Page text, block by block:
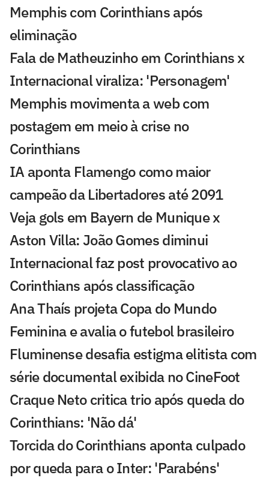
Memphis com Corinthians após
eliminação
Fala de Matheuzinho em Corinthians x
Internacional viraliza: 'Personagem'
Memphis movimenta a web com
postagem em meio à crise no
Corinthians
IA aponta Flamengo como maior
campeão da Libertadores até 2091
Veja gols em Bayern de Munique x
Aston Villa: João Gomes diminui
Internacional faz post provocativo ao
Corinthians após classificação
Ana Thaís projeta Copa do Mundo
Feminina e avalia o futebol brasileiro
Fluminense desafia estigma elitista com
série documental exibida no CineFoot
Craque Neto critica trio após queda do
Corinthians: 'Não dá'
Torcida do Corinthians aponta culpado
por queda para o Inter: 'Parabéns'